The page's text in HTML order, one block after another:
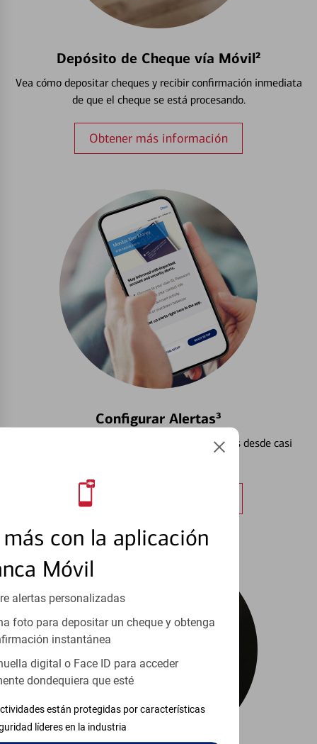
con la aplicación
Móvil
alertas personalizadas
foto para depositar un cheque y obtenga
instantánea
digital o Face ID para acceder
dondequiera que esté
están protegidas por características
líderes en la industria
Depósito de Cheque vía Móvil²
Vea cómo depositar cheques y recibir confirmación inmediata
de que el cheque se está procesando.
Obtener más información
Configurar Alertas³
Vea cómo mantener el control de sus finanzas desde casi
Obtener más información